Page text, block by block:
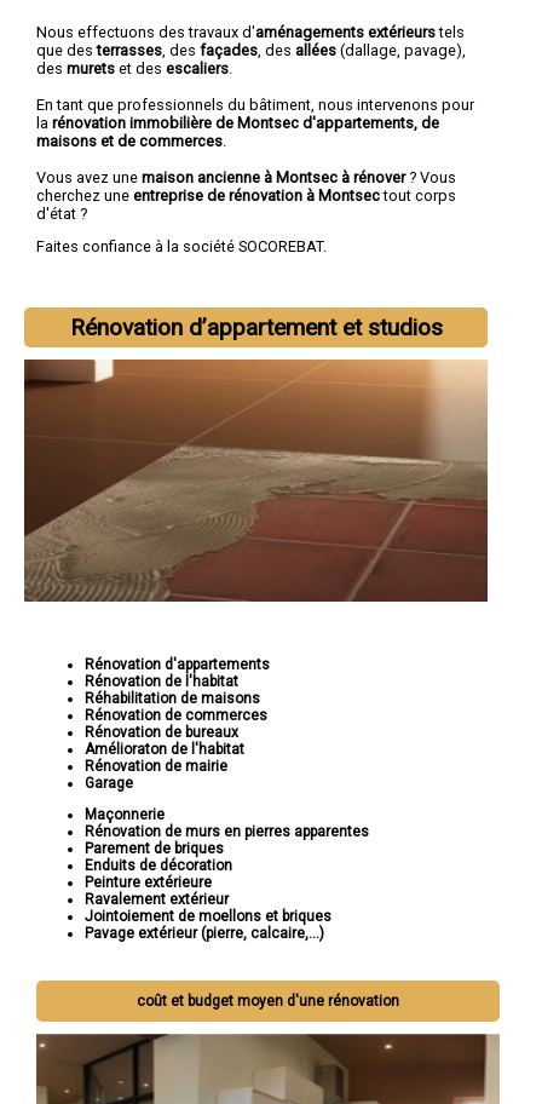
Nous effectuons des travaux d'aménagements extérieurstels
que desterrasses , des façades , des allées (dallage, pavage),
des murets et des escaliers
En tant que professionnels du bâtiment, nous intervenons pour
la rénovation immobilière de Montsec d'appartements, de
maisons et de commerces
Vous avez une maison ancienne à Montsec à rénover? Vous
cherchez une entreprise de rénovation à Montsectout corps
d'état ?
Faites confiance à la société SOCOREBAT.
Rénovation d’appartement et studios
Rénovation d'appartements
Rénovation de l'habitat
Réhabilitation de maisons
Rénovation de commerces
Rénovation de bureaux
Amélioraton de l'habitat
Rénovation de mairie
Garage
Maçonnerie
Rénovation de murs en pierres apparentes
Parement de briques
Enduits de décoration
Peinture extérieure
Ravalement extérieur
Jointoiement de moellons et briques
Pavage extérieur (pierre, calcaire,...)
coût et budget moyen d'une rénovation